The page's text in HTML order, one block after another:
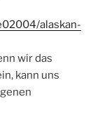
alaskan-
wir das
kann uns